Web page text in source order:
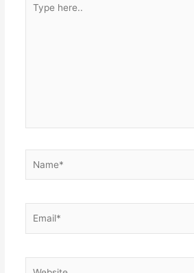
here..